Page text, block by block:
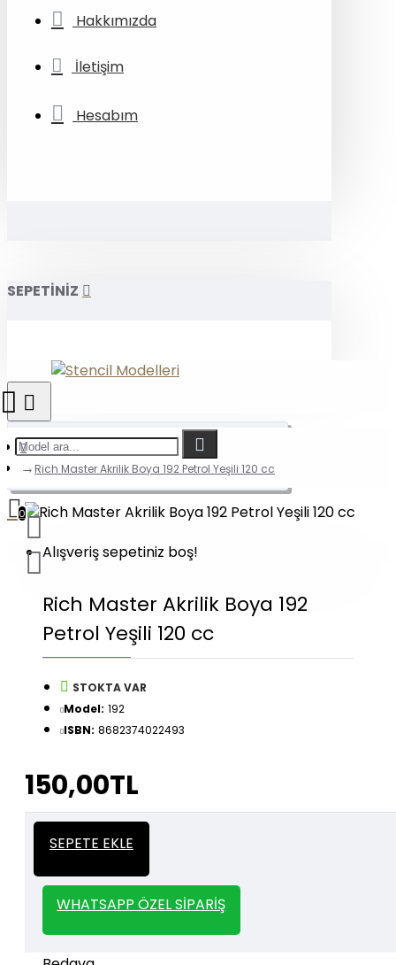
Hakkımızda
İletişim
Hesabım
SEPETİNİZ
0
Alışveriş sepetiniz boş!
Rich Master Akrilik Boya 192 Petrol Yeşili 120 cc
Rich Master Akrilik Boya 192
Petrol Yeşili 120 cc
STOKTA VAR
Model: 192
ISBN: 8682374022493
150,00TL
SEPETE EKLE
WHATSAPP ÖZEL SIPARIŞ
Kalın
İtalyan Sıva ve Dekorasyon amaçlı
kullanılan kalın stencil siparişleriniz için
geçebilirsiniz.